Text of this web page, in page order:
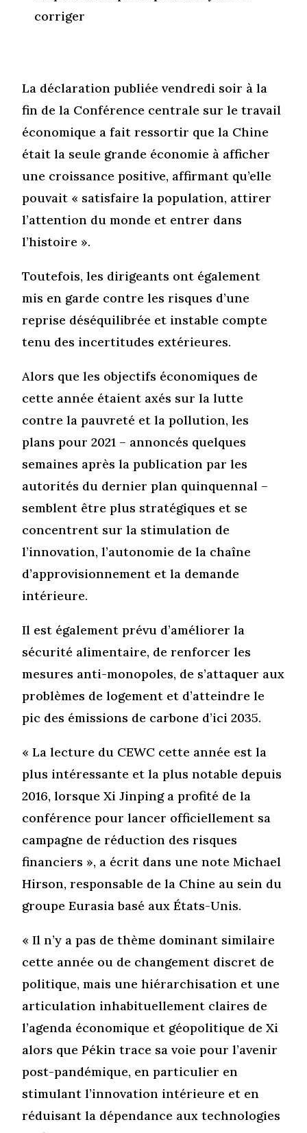
corriger
La déclaration publiée vendredi soir à la
fin de la Conférence centrale sur le travail
économique a fait ressortir que la Chine
était la seule grande économie à afficher
une croissance positive, affirmant qu’elle
pouvait « satisfaire la population, attirer
l’attention du monde et entrer dans
l’histoire ».
Toutefois, les dirigeants ont également
mis en garde contre les risques d’une
reprise déséquilibrée et instable compte
tenu des incertitudes extérieures.
Alors que les objectifs économiques de
cette année étaient axés sur la lutte
contre la pauvreté et la pollution, les
plans pour 2021 – annoncés quelques
semaines après la publication par les
autorités du dernier plan quinquennal –
semblent être plus stratégiques et se
concentrent sur la stimulation de
l’innovation, l’autonomie de la chaîne
d’approvisionnement et la demande
intérieure.
Il est également prévu d’améliorer la
sécurité alimentaire, de renforcer les
mesures anti-monopoles, de s’attaquer aux
problèmes de logement et d’atteindre le
pic des émissions de carbone d’ici 2035.
« La lecture du CEWC cette année est la
plus intéressante et la plus notable depuis
2016, lorsque Xi Jinping a profité de la
conférence pour lancer officiellement sa
campagne de réduction des risques
financiers », a écrit dans une note Michael
Hirson, responsable de la Chine au sein du
groupe Eurasia basé aux États-Unis.
« Il n’y a pas de thème dominant similaire
cette année ou de changement discret de
politique, mais une hiérarchisation et une
articulation inhabituellement claires de
l’agenda économique et géopolitique de Xi
alors que Pékin trace sa voie pour l’avenir
post-pandémique, en particulier en
stimulant l’innovation intérieure et en
réduisant la dépendance aux technologies